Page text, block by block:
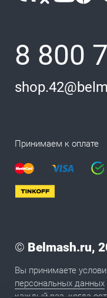
8 800
Принимаем к оплате
© Belmash.ru,
Вы принимаете
персональных данных